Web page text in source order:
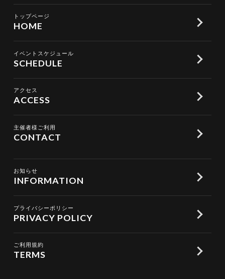
トップページ
HOME
イベントスケジュール
SCHEDULE
アクセス
ACCESS
主催者様ご利用
CONTACT
お知らせ
INFORMATION
プライバシーポリシー
PRIVACY POLICY
ご利用規約
TERMS